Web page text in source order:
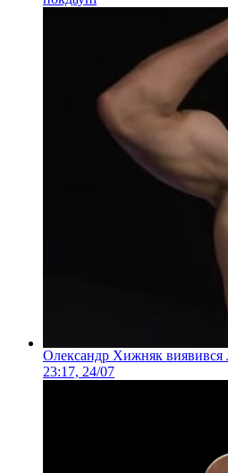
Олександр Хижняк виявився
23:17, 24/07